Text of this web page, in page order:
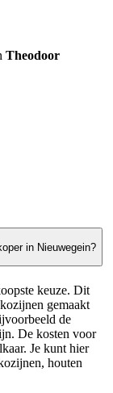
Theodoor
in Nieuwegein?
keuze. Dit
gemaakt
de
De kosten voor
Je kunt hier
houten